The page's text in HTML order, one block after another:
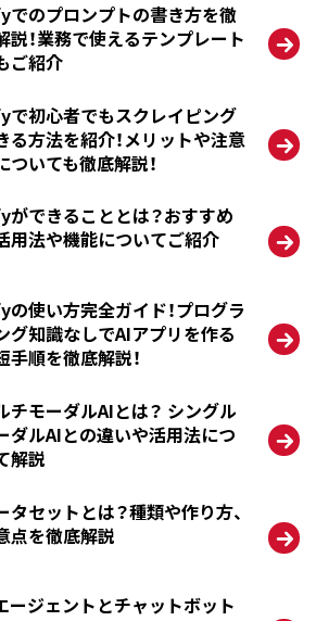
でのプロンプトの書き方を徹
説！業務で使えるテンプレート
ご紹介
で初心者でもスクレイピング
る方法を紹介！メリットや注意
ついても徹底解説！
ができることとは？おすすめ
用法や機能についてご紹介
の使い方完全ガイド！プログラ
グ知識なしでAIアプリを作る
手順を徹底解説！
チモーダルAIとは？ シングル
ダルAIとの違いや活用法につ
解説
タセットとは？種類や作り方、
点を徹底解説
ージェントとチャットボット